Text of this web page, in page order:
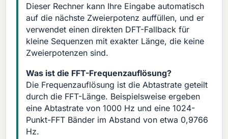
Dieser Rechner kann Ihre Eingabe automatisch
auf die nächste Zweierpotenz auffüllen, und er
verwendet einen direkten DFT-Fallback für
kleine Sequenzen mit exakter Länge, die keine
Zweierpotenzen sind.
Was ist die FFT-Frequenzauflösung?
Die Frequenzauflösung ist die Abtastrate geteilt
durch die FFT-Länge. Beispielsweise ergeben
eine Abtastrate von 1000 Hz und eine 1024-
Punkt-FFT Bänder im Abstand von etwa 0,9766
Hz.